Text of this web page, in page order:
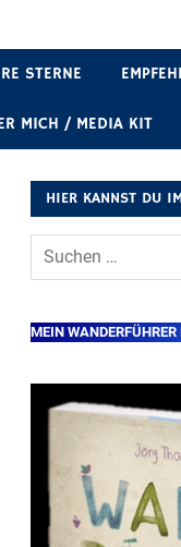
STERNE
MICH / MEDIA KIT
HIER KANNST DU
MEIN